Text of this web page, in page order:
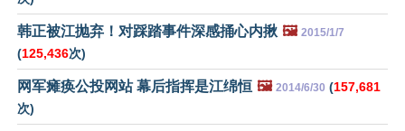
韩正被江抛弃！对踩踏事件深感捅心内揪 🖼️ 2015/1/7
(125,436次)
网军瘫痪公投网站 幕后指挥是江绵恒 🖼️ 2014/6/30 (157,681
次)